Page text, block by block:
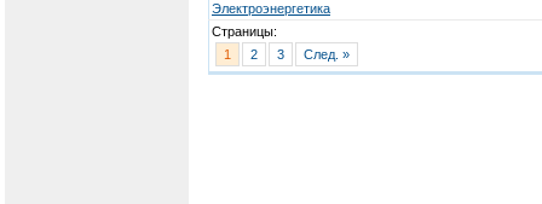
Электроэнергетика
Страницы:
1
2 3 След. »